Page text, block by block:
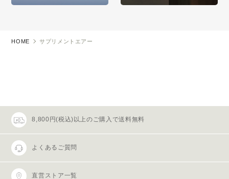
HOME サプリメントエアー
8,800円(税込)以上のご購入で送料無料
よくあるご質問
直営ストア一覧